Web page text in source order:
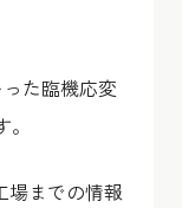
た臨機応変
場までの情報